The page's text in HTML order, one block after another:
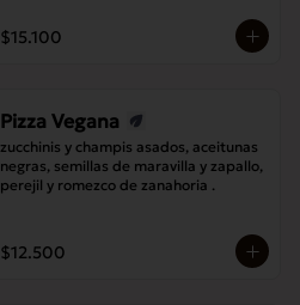
$15.100
Pizza Vegana
zucchinis y champis asados, aceitunas
negras, semillas de maravilla y zapallo,
perejil y romezco de zanahoria .
$12.500